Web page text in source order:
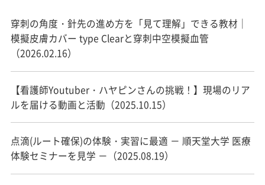
穿刺の角度・針先の進め方を「見て理解」できる教材｜
模擬皮膚カバー type Clearと穿刺中空模擬血管
（2026.02.16）
【看護師Youtuber・ハヤピンさんの挑戦！】現場のリア
ルを届ける動画と活動（2025.10.15）
点滴(ルート確保)の体験・実習に最適 － 順天堂大学 医療
体験セミナーを見学 －（2025.08.19）